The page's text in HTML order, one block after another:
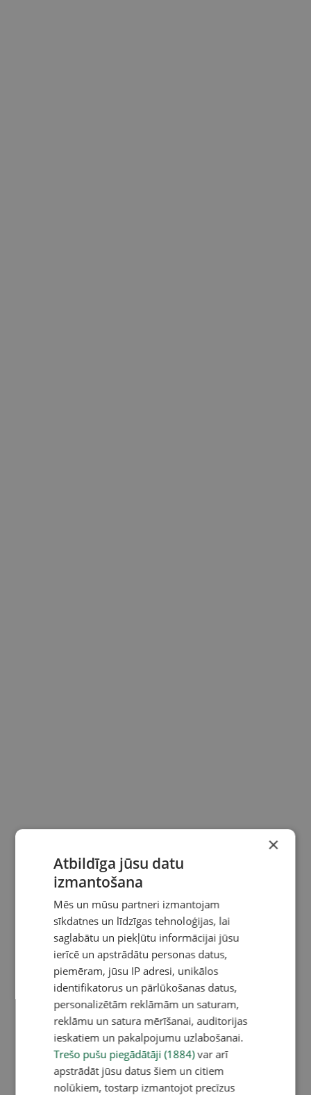
×
Atbildīga jūsu datu
izmantošana
Mēs un mūsu partneri izmantojam
sīkdatnes un līdzīgas tehnoloģijas, lai
saglabātu un piekļūtu informācijai jūsu
ierīcē un apstrādātu personas datus,
piemēram, jūsu IP adresi, unikālos
identifikatorus un pārlūkošanas datus,
personalizētām reklāmām un saturam,
reklāmu un satura mērīšanai, auditorijas
ieskatiem un pakalpojumu uzlabošanai.
Trešo pušu piegādātāji (1884)var arī
apstrādāt jūsu datus šiem un citiem
nolūkiem, tostarp izmantojot precīzus